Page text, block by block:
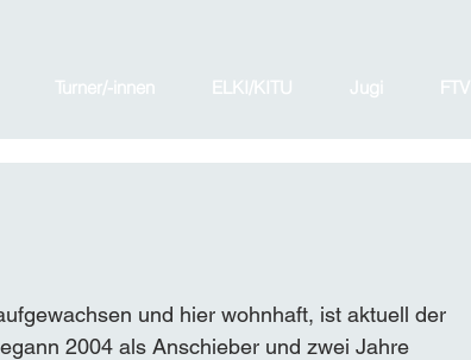
Turner/-innen ELKI/KITU Jugi FTV
und hier wohnhaft, ist aktuell der
2004 als Anschieber und zwei Jahre